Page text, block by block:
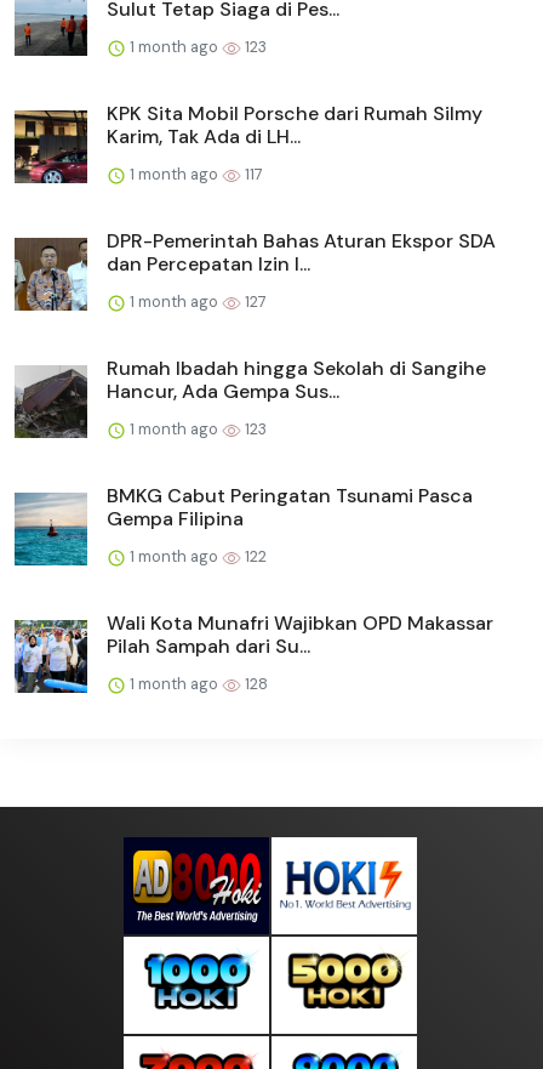
Sulut Tetap Siaga di Pes...
1 month ago 123
KPK Sita Mobil Porsche dari Rumah Silmy
Karim, Tak Ada di LH...
1 month ago 117
DPR-Pemerintah Bahas Aturan Ekspor SDA
dan Percepatan Izin I...
1 month ago 127
Rumah Ibadah hingga Sekolah di Sangihe
Hancur, Ada Gempa Sus...
1 month ago 123
BMKG Cabut Peringatan Tsunami Pasca
Gempa Filipina
1 month ago 122
Wali Kota Munafri Wajibkan OPD Makassar
Pilah Sampah dari Su...
1 month ago 128